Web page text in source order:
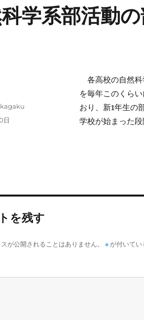
学系部活動
各高校の自然科
を毎年このくら
おり、新1年生の
学校が始まった
日
を残す
が公開されることはありません。 ※ が付いて